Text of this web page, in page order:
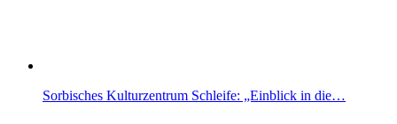
Sorbisches Kulturzentrum Schleife: „Einblick in die…